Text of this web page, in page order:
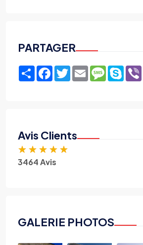
PARTAGER
ShareFacebook
TwitterEmailMessage
Skype
Avis Clients
★ ★ ★ ★ ★
3464 Avis
GALERIE PHOTOS